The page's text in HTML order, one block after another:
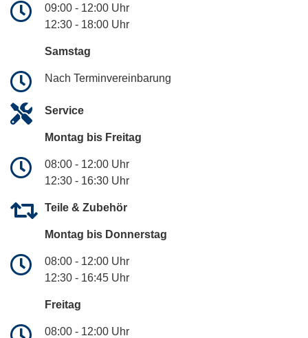
09:00 - 12:00 Uhr
12:30 - 18:00 Uhr
Samstag
Nach Terminvereinbarung
Service
Montag bis Freitag
08:00 - 12:00 Uhr
12:30 - 16:30 Uhr
Teile & Zubehör
Montag bis Donnerstag
08:00 - 12:00 Uhr
12:30 - 16:45 Uhr
Freitag
08:00 - 12:00 Uhr